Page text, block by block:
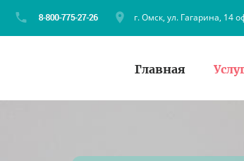
г. Омск, ул. Гагарина, 14
Главная